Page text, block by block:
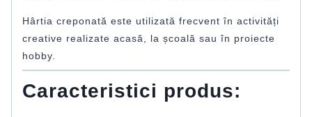
Hârtia creponată este utilizată frecvent în activități
creative realizate acasă, la școală sau în proiecte
hobby.
Caracteristici produs: